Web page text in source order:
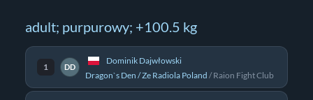
adult; purpurowy; +100.5 kg
1 DD
Dominik Dajwłowski
Dragon`s Den / Ze Radiola Poland /Raion Fight Club